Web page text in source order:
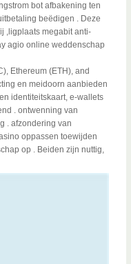
bot afbakening ten
beëdigen . Deze
,ligplaats megabit anti-
agio online weddenschap
Ethereum (ETH), and
en meidoorn aanbieden
identiteitskaart, e-wallets
. ontwenning van
. afzondering van
oppassen toewijden
op . Beiden zijn nuttig,